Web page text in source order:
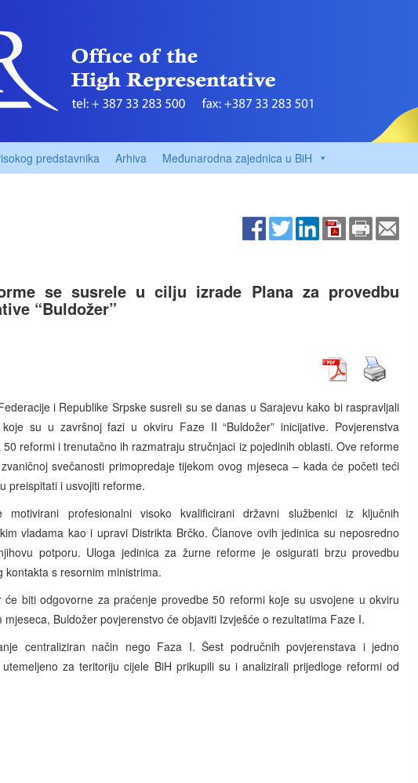
predstavnika Arhiva Međunarodna zajednica u BiH
se susrele u cilju izrade Plana za provedbu
“Buldožer”
i Republike Srpske susreli su se danas u Sarajevu kako bi raspravljali
su u završnoj fazi u okviru Faze II “Buldožer” inicijative. Povjerenstva
50 reformi i trenutačno ih razmatraju stručnjaci iz pojedinih oblasti. Ove reforme
svečanosti primopredaje tijekom ovog mjeseca – kada će početi teći
preispitati i usvojiti reforme.
profesionalni visoko kvalificirani državni službenici iz ključnih
vladama kao i upravi Distrikta Brčko. Članove ovih jedinica su neposredno
potporu. Uloga jedinica za žurne reforme je osigurati brzu provedbu
s resornim ministrima.
biti odgovorne za praćenje provedbe 50 reformi koje su usvojene u okviru
mjeseca, Buldožer povjerenstvo će objaviti Izvješće o rezultatima Faze I.
centraliziran način nego Faza I. Šest područnih povjerenstava i jedno
za teritoriju cijele BiH prikupili su i analizirali prijedloge reformi od